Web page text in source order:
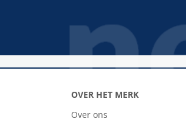
OVER HET MERK
Over ons